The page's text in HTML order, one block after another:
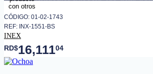
CÓDIGO: 01-02-1743
REF: INX-1551-BS
INEX
RD$16,11104